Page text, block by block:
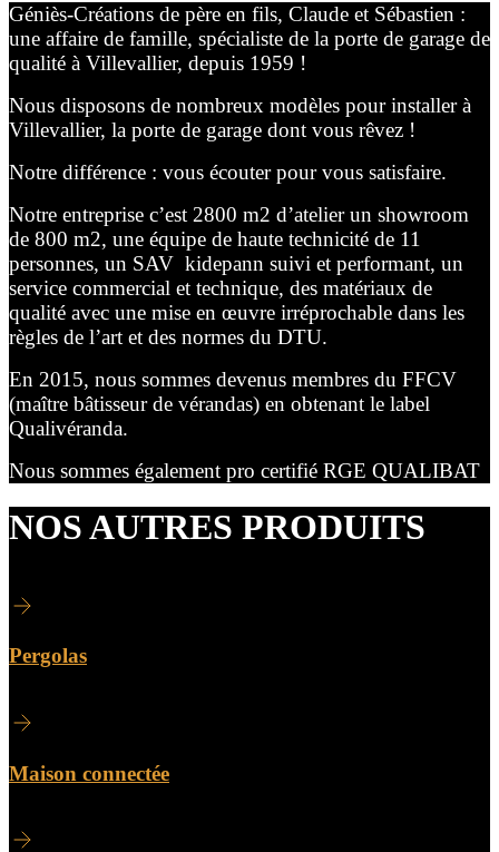
Géniès-Créations de père en fils, Claude et Sébastien :
une affaire de famille, spécialiste de la porte de garage de
qualité à Villevallier, depuis 1959 !
Nous disposons de nombreux modèles pour installer à
Villevallier, la porte de garage dont vous rêvez !
Notre différence : vous écouter pour vous satisfaire.
Notre entreprise c’est 2800 m2 d’atelier un showroom
de 800 m2, une équipe de haute technicité de 11
personnes, un SAV kidepann suivi et performant, un
service commercial et technique, des matériaux de
qualité avec une mise en œuvre irréprochable dans les
règles de l’art et des normes du DTU.
En 2015, nous sommes devenus membres du FFCV
(maître bâtisseur de vérandas) en obtenant le label
Qualivéranda.
Nous sommes également pro certifié RGE QUALIBAT
NOS AUTRES PRODUITS
Pergolas
Maison connectée